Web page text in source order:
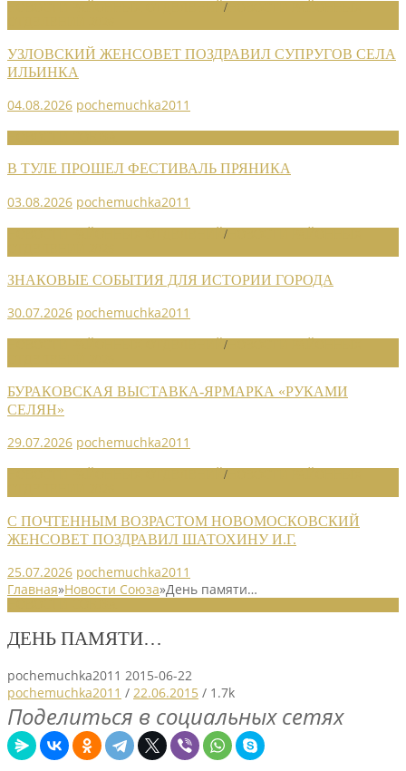
/
УЗЛОВСКИЙ ЖЕНСОВЕТ ПОЗДРАВИЛ СУПРУГОВ СЕЛА
ИЛЬИНКА
04.08.2026 pochemuchka2011
В ТУЛЕ ПРОШЕЛ ФЕСТИВАЛЬ ПРЯНИКА
03.08.2026 pochemuchka2011
/
ЗНАКОВЫЕ СОБЫТИЯ ДЛЯ ИСТОРИИ ГОРОДА
30.07.2026 pochemuchka2011
/
БУРАКОВСКАЯ ВЫСТАВКА-ЯРМАРКА «РУКАМИ
СЕЛЯН»
29.07.2026 pochemuchka2011
/
С ПОЧТЕННЫМ ВОЗРАСТОМ НОВОМОСКОВСКИЙ
ЖЕНСОВЕТ ПОЗДРАВИЛ ШАТОХИНУ И.Г.
25.07.2026 pochemuchka2011
Главная»Новости Союза»День памяти…
ДЕНЬ ПАМЯТИ…
pochemuchka2011 2015-06-22
pochemuchka2011 / 22.06.2015 / 1.7k
Поделиться в социальных сетях